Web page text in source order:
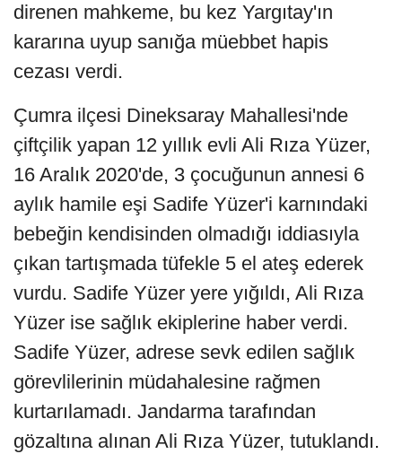
direnen mahkeme, bu kez Yargıtay'ın
kararına uyup sanığa müebbet hapis
cezası verdi.
Çumra ilçesi Dineksaray Mahallesi'nde
çiftçilik yapan 12 yıllık evli Ali Rıza Yüzer,
16 Aralık 2020'de, 3 çocuğunun annesi 6
aylık hamile eşi Sadife Yüzer'i karnındaki
bebeğin kendisinden olmadığı iddiasıyla
çıkan tartışmada tüfekle 5 el ateş ederek
vurdu. Sadife Yüzer yere yığıldı, Ali Rıza
Yüzer ise sağlık ekiplerine haber verdi.
Sadife Yüzer, adrese sevk edilen sağlık
görevlilerinin müdahalesine rağmen
kurtarılamadı. Jandarma tarafından
gözaltına alınan Ali Rıza Yüzer, tutuklandı.